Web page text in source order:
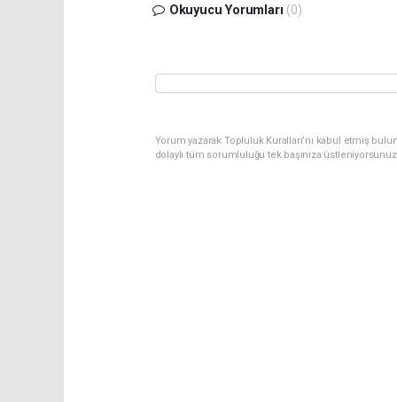
Okuyucu Yorumları (0)
Yorum yazarak Topluluk Kuralları’nı kabul etmiş
dolaylı tüm sorumluluğu tek başınıza